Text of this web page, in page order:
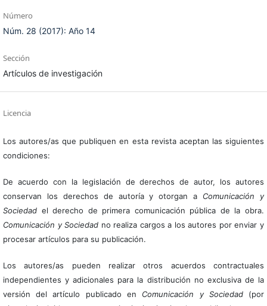
Número
Núm. 28 (2017): Año 14
Sección
Artículos de investigación
Licencia
Los autores/as que publiquen en esta revista aceptan las siguientes
condiciones:
De acuerdo con la legislación de derechos de autor, los autores
conservan los derechos de autoría y otorgan a Comunicación y
Sociedadel derecho de primera comunicación pública de la obra.
Comunicación y Sociedad no realiza cargos a los autores por enviar y
procesar artículos para su publicación.
Los autores/as pueden realizar otros acuerdos contractuales
independientes y adicionales para la distribución no exclusiva de la
versión del artículo publicado en Comunicación y Sociedad(por